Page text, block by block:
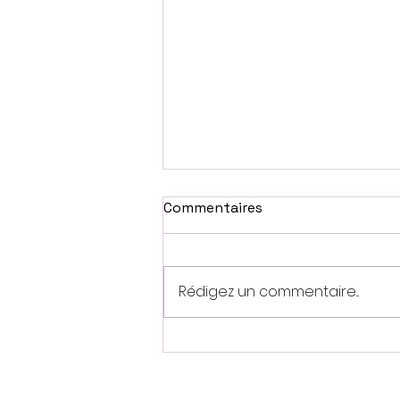
Commentaires
Rédigez un commentaire...